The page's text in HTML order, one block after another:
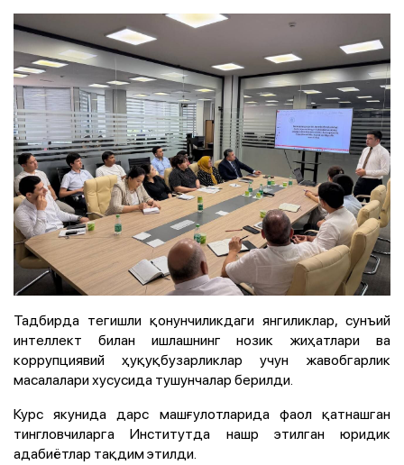
Тадбирда тегишли қонунчиликдаги янгиликлар, сунъий
интеллект билан ишлашнинг нозик жиҳатлари ва
коррупциявий ҳуқуқбузарликлар учун жавобгарлик
масалалари хусусида тушунчалар берилди.
Курс якунида дарс машғулотларида фаол қатнашган
тингловчиларга Институтда нашр этилган юридик
адабиётлар тақдим этилди.